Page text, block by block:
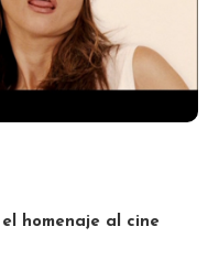
el homenaje al cine